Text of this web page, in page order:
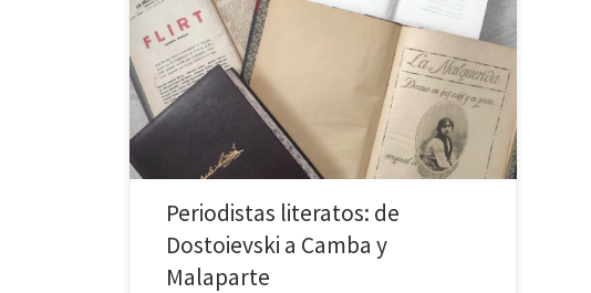
Periodistas literatos de principios del siglo XX
Periodistas literatos: de
Dostoievski a Camba y
Malaparte